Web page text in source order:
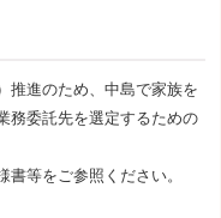
推進のため、中島で家族を
務委託先を選定するための
等をご参照ください。